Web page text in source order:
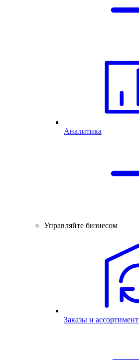
Аналитика
Управляйте бизнесом
Заказы и ассортимент